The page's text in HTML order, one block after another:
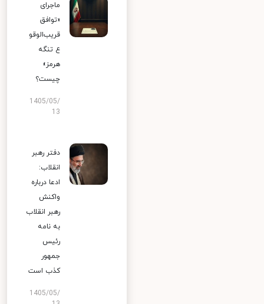
ماجرای
«توافق
قریب‌الوقو
ع تنگه
هرمز»
چیست؟
1405/05/
13
دفتر رهبر
انقلاب:
ادعا درباره
واکنش
رهبر انقلاب
به نامه
رئیس
جمهور
کذب است
1405/05/